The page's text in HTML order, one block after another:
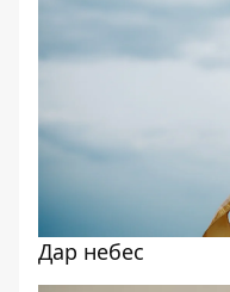
Дар небес